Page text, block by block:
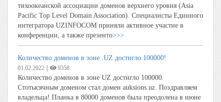
тихоокеанской ассоциации доменов верхнего уровня (Asia
Pacific Top Level Domain Association). Специалисты Единного
интегратора UZINFOCOM приняли активное участие в
конференции, а также презенто>>>
Количество доменов в зоне .UZ достигло 100000!
01.02.2022 9358
Количество доменов в зоне UZ достигло 100000.
Стотысячным доменом стал домен auksions.uz. Поздравляем
владельца! Планка в 80000 доменов была преодолена в июне